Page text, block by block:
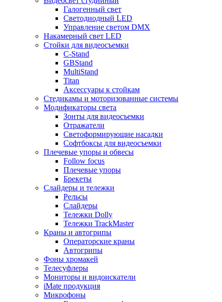
Галогенный свет
Светодиодный LED
Управление светом DMX
Накамерный свет LED
Стойки для видеосъемки
C-Stand
GBStand
MultiStand
Titan
Аксессуары к стойкам
Стедикамы и моторизованные системы
Модификаторы света
Зонты для видеосъемки
Отражатели
Светоформирующие насадки
Софтбоксы для видеосъемки
Плечевые упоры и обвесы
Follow focus
Плечевые упоры
Брекеты
Слайдеры и тележки
Рельсы
Слайдеры
Тележки Dolly
Тележки TrackMaster
Краны и автогрипы
Операторские краны
Автогрипы
Фоны хромакей
Телесуфлеры
Мониторы и видоискатели
iMate продукция
Микрофоны